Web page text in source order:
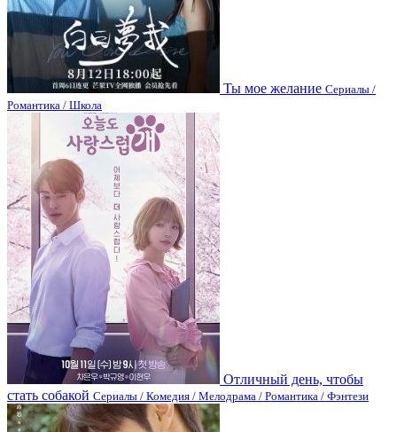
Ты мое желание Сериалы /
Романтика / Школа
Отличный день, чтобы
стать собакой Сериалы / Комедия / Мелодрама / Романтика / Фэнтези